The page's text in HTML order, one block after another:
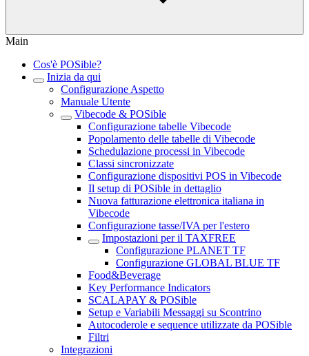
Main
Cos'è POSible?
Inizia da qui
Configurazione Aspetto
Manuale Utente
Vibecode & POSible
Configurazione tabelle Vibecode
Popolamento delle tabelle di Vibecode
Schedulazione processi in Vibecode
Classi sincronizzate
Configurazione dispositivi POS in Vibecode
Il setup di POSible in dettaglio
Nuova fatturazione elettronica italiana in
Vibecode
Configurazione tasse/IVA per l'estero
Impostazioni per il TAXFREE
Configurazione PLANET TF
Configurazione GLOBAL BLUE TF
Food&Beverage
Key Performance Indicators
SCALAPAY & POSible
Setup e Variabili Messaggi su Scontrino
Autocoderole e sequence utilizzate da POSible
Filtri
Integrazioni